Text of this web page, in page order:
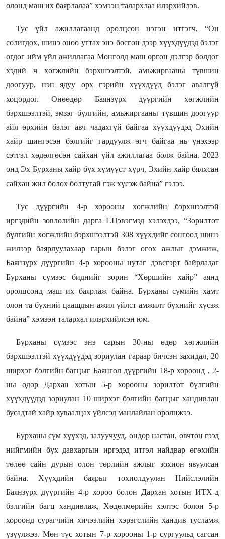
олонд маш их баярлалаа” хэмээн талархлаа илэрхийлэв.
Тус үйл ажиллагаанд оролцсон нэгэн итгэгч, “Он
солигдох, шинэ оноо угтах энэ босгон дээр хүүхдүүдэд бэлэг
өгдөг ийм үйл ажиллагаа Монголд маш өргөн дэлгэр болдог
хэдий ч хөгжлийн бэрхшээлтэй, амьжиргааны түвшин
доогуур, нэн ядуу өрх гэрийн хүүхдүүд бэлэг авалгүй
хоцордог. Өнөөдөр Баянзүрх дүүргийн хөгжлийн
бэрхшээлтэй, эмзэг бүлгийн, амьжиргааны түвшин доогуур
айл өрхийн бэлэг авч чадахгүй байгаа хүүхдүүдэд Эхийн
хайр шингэсэн бэлгийг гардуулж өгч байгаа нь үнэхээр
сэтгэл хөдөлгөсөн сайхан үйл ажиллагаа болж байна. 2023
онд Эх Бурханы хайр бүх хүмүүст хүрч, Эхийн хайр бялхсан
сайхан жил болох болтугай гэж хүсэж байна” гэлээ.
Тус дүүргийн 4-р хорооны хөгжлийн бэрхшээлтэй
иргэдийн зөвлөлийн дарга Г.Цэвэгмэд хэлэхдээ, “Зорилтот
бүлгийн хөгжлийн бэрхшээлтэй 308 хүүхдийг сонгоод шинэ
жилээр баярлуулахаар гарын бэлэг өгөх ажлыг дэмжиж,
Баянзүрх дүүргийн 4-р хорооны нутаг дэвсгэрт байрладаг
Бурханы сүмээс биднийг зорин “Хөршийн хайр” аянд
оролцсонд маш их баярлаж байна. Бурханы сүмийн хамт
олон та бүхний цаашдын ажил үйлст амжилт бүхнийг хүсэж
байна” хэмээн талархал илэрхийлсэн юм.
Бурханы сүмээс энэ сарын 30-ны өдөр хөгжлийн
бэрхшээлтэй хүүхдүүдэд зориулан гараар бичсэн захидал, 20
ширхэг бэлгийн багцыг Баянгол дүүргийн 18-р хороонд , 2-
ны өдөр Дархан хотын 5-р хорооны зорилтот бүлгийн
хүүхдүүдэд зориулан 10 ширхэг бэлгийн багцыг хандивлан
бусадтай хайр хуваалцах үйлсэд манлайлан оролцжээ.
Бурханы сүм хүүхэд, залуучууд, өндөр настан, өвчтөн гээд
нийгмийн бүх давхаргын иргэдэд итгэл найдвар өгөхийн
төлөө сайн дурын олон төрлийн ажлыг зохион явуулсан
байна. Хүүхдийн баярыг тохиолдуулан Нийслэлийн
Баянзүрх дүүргийн 4-р хороо болон Дархан хотын ИТХ-д
бэлгийн багц хандивлаж, Хөдөлмөрийн хэлтэс болон 5-р
хороонд сурагчийн хичээлийн хэрэгслийн хандив тусламж
үзүүлжээ. Мөн тус хотын 7-р хорооны 1-р сургуульд сагсан